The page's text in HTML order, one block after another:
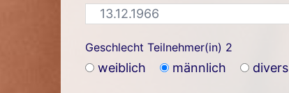
Geschlecht Teilnehmer(in) 2
weiblich männlich divers